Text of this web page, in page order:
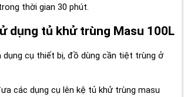
thời gian 30 phút.
dụng tủ khử trùng Masu 100L
cụ thiết bị, đồ dùng cần tiệt trùng ở
các dụng cụ lên kệ tủ khử trùng masu